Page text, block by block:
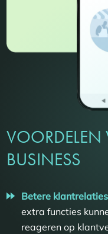
BUSINESS
Betere klantrelaties
extra functies
reageren op